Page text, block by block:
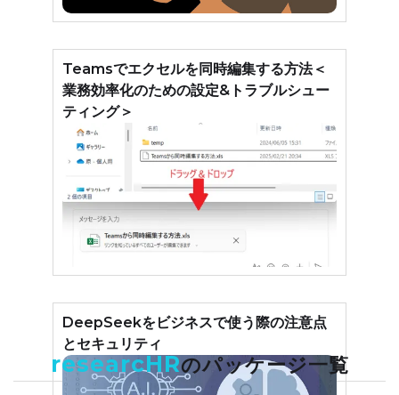
Teamsでエクセルを同時編集する方法＜
業務効率化のための設定&トラブルシュー
ティング＞
DeepSeekをビジネスで使う際の注意点
とセキュリティ
researcHRのパッケージ一覧